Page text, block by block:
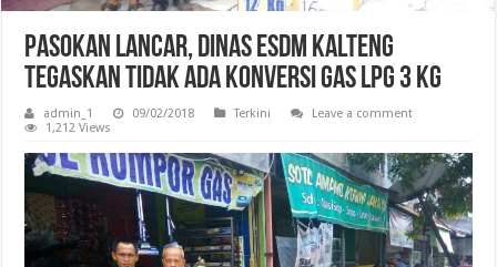
Pasokan Lancar, Dinas ESDM Kalteng
Tegaskan Tidak Ada Konversi GAS LPG 3 Kg
admin_1 09/02/2018 Terkini
Leave a comment
1,212 Views